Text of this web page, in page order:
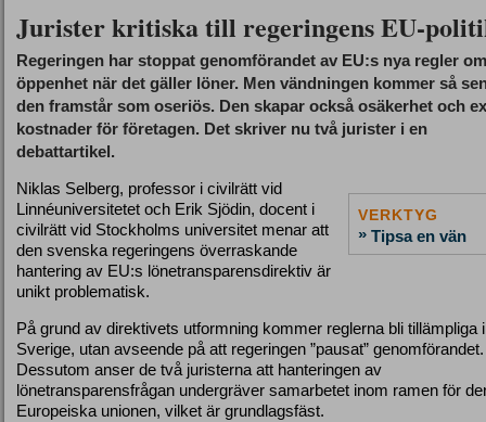
Jurister kritiska till regeringens EU-
Regeringen har stoppat genomförandet av EU:s nya regler om
öppenhet när det gäller löner. Men vändningen kommer så
den framstår som oseriös. Den skapar också osäkerhet och
kostnader för företagen. Det skriver nu två jurister i en
debattartikel.
VERKTYG
» Tipsa en vän
Niklas Selberg, professor i civilrätt vid
Linnéuniversitetet och Erik Sjödin, docent i
civilrätt vid Stockholms universitet menar att
den svenska regeringens överraskande
hantering av EU:s lönetransparensdirektiv är
unikt problematisk.
På grund av direktivets utformning kommer reglerna bli tillämpliga i
Sverige, utan avseende på att regeringen ”pausat” genomförandet.
Dessutom anser de två juristerna att hanteringen av
lönetransparensfrågan undergräver samarbetet inom ramen för
Europeiska unionen, vilket är grundlagsfäst.